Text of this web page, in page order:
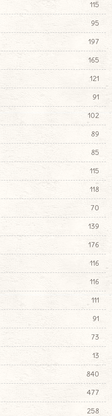
115
95
197
165
121
91
102
89
85
115
118
70
139
176
116
116
111
91
73
13
840
477
258